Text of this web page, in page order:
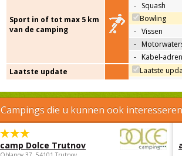
Sport in of tot max 5 km
van de camping
- Squash
Bowling
- Vissen
-
- Kabel-
Laatste update
Laatste
Campings die u kunnen ook interesseren
camp Dolce Trutnov